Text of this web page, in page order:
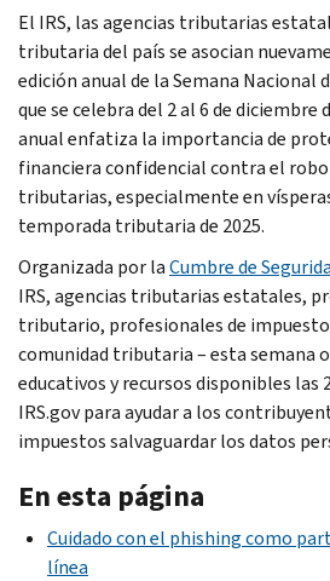
El IRS, las agencias tributarias
tributaria del país se asocian
edición anual de la Semana Nacional
que se celebra del 2 al 6 de diciembre
anual enfatiza la importancia de
financiera confidencial contra el
tributarias, especialmente en
temporada tributaria de 2025.
Organizada por laCumbre de
IRS, agencias tributarias estatales,
tributario, profesionales de
comunidad tributaria – esta semana
educativos y recursos disponibles las
IRS.gov para ayudar a los
impuestos salvaguardar los datos
En esta página
Cuidado con el phishingcomo
línea